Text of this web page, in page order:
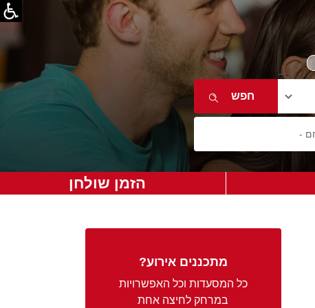
הזמן שולחן
מתכננים אירוע?
כל המסעדות וכל האפשרויות
במרחק לחיצה אחת